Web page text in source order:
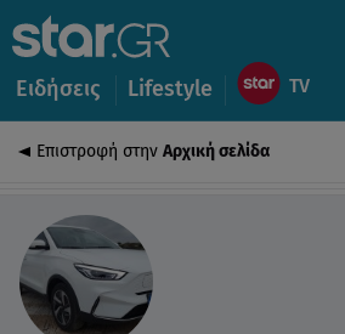
Ειδήσεις Lifestyle
Επιστροφή στην Αρχική σελίδα